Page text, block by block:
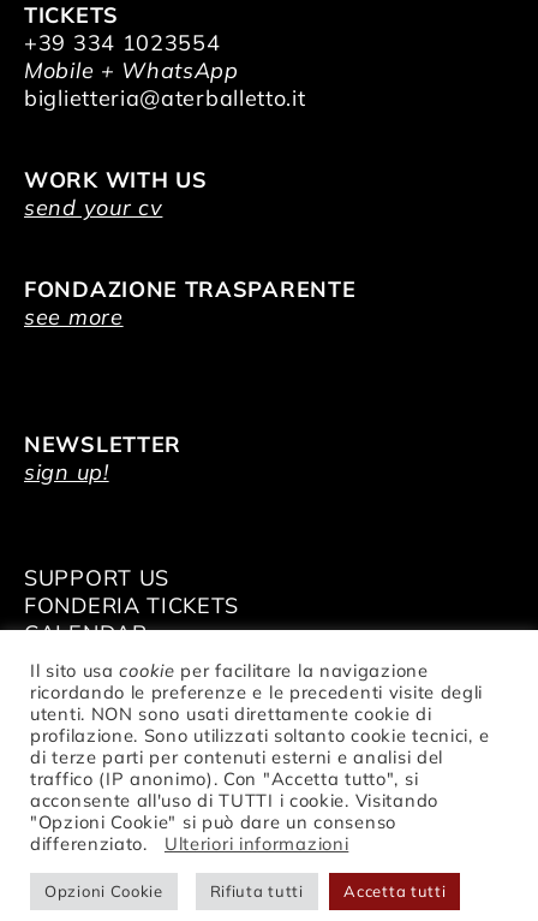
TICKETS
+39 334 1023554
Mobile + WhatsApp
biglietteria@aterballetto.it
WORK WITH US
send your cv
FONDAZIONE TRASPARENTE
see more
NEWSLETTER
sign up!
SUPPORT US
FONDERIA TICKETS
CALENDAR
VENUE HIRE
© Fondazione Nazionale della Danza
Aterballetto | VAT Nr. IT02047370354 |
privacy
Il sito usacookie per facilitare la navigazione
ricordando le preferenze e le precedenti visite degli
utenti. NON sono usati direttamente cookie di
profilazione. Sono utilizzati soltanto cookie tecnici, e
di terze parti per contenuti esterni e analisi del
traffico (IP anonimo). Con "Accetta tutto", si
acconsente all'uso di TUTTI i cookie. Visitando
"Opzioni Cookie" si può dare un consenso
differenziato. Ulteriori informazioni
Opzioni Cookie Rifiuta tutti Accetta tutti